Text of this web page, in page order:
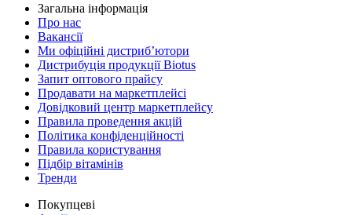
Загальна інформація
Про нас
Вакансії
Ми офіційні дистриб’ютори
Дистрибуція продукції Biotus
Запит оптового прайсу
Продавати на маркетплейсі
Довідковий центр маркетплейсу
Правила проведення акцій
Політика конфіденційності
Правила користування
Підбір вітамінів
Тренди
Покупцеві